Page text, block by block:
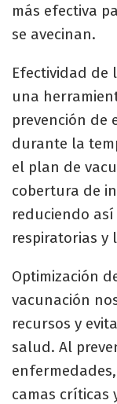
más efectiva
se avecinan.
Efectividad de
una
prevención de
durante la
el plan de
cobertura de
reduciendo
respiratorias y
Optimización
vacunación
recursos y
salud. Al
camas críticas